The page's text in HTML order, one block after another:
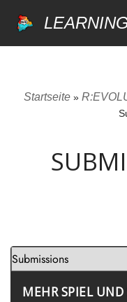
Startseite»
MEHR SPIEL UND